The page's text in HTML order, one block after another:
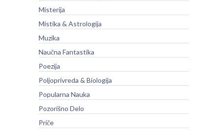
Misterija
Mistika & Astrologija
Muzika
Naučna Fantastika
Poezija
Poljoprivreda & Biologija
Popularna Nauka
Pozorišno Delo
Priče